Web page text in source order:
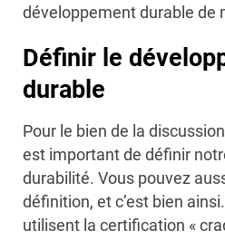
développement durable de
Définir le
durable
Pour le bien de la
est important de définir
durabilité. Vous pouvez
définition, et c’est bien
utilisent la certification «